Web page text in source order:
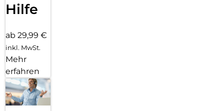
Hilfe
ab 29,99 €
inkl. MwSt.
Mehr
erfahren